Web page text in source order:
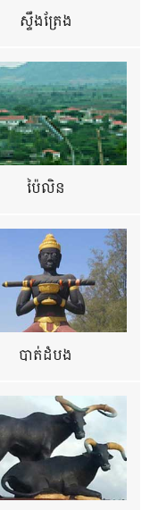
ស្ទឹងត្រែង
ប៉ៃលិន
បាត់ដំបង